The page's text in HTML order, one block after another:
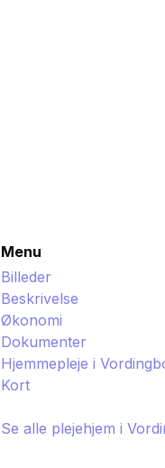
Menu
Billeder
Beskrivelse
Økonomi
Dokumenter
Hjemmepleje i
Kort
Se alle plejehjem i